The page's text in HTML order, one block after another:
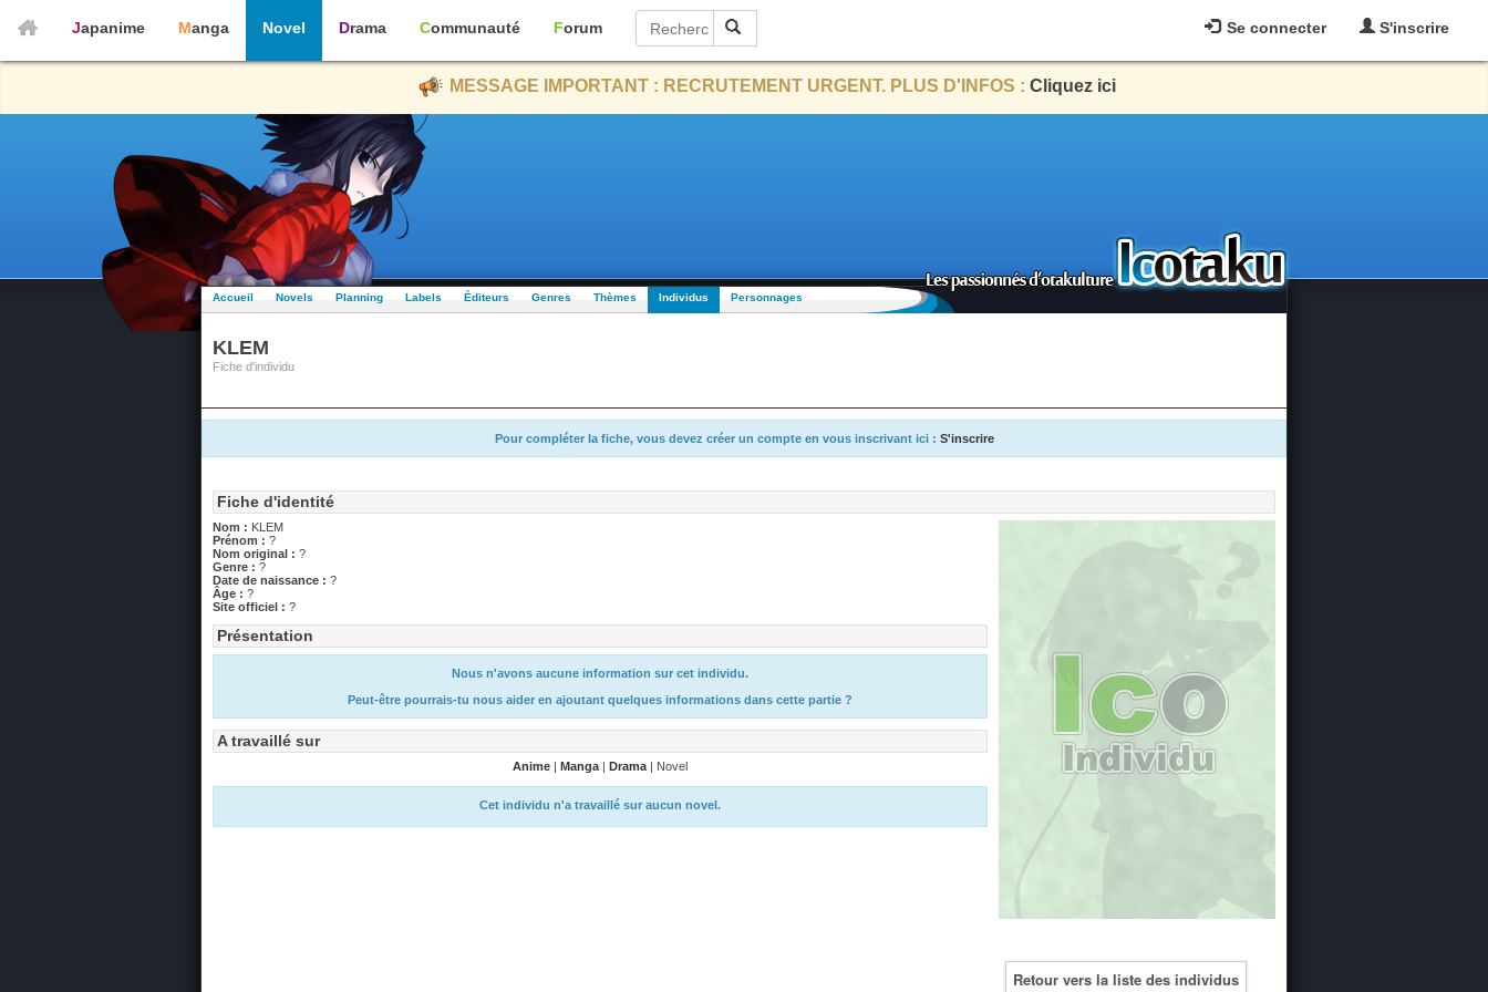
Se connecter S'inscrire
Japanime Manga Novel Drama Communauté Forum
MESSAGE IMPORTANT : RECRUTEMENT URGENT. PLUS D'INFOS : Cliquez ici
Accueil Novels Planning Labels Éditeurs Genres Thèmes Individus Personnages
KLEM
Fiche d'individu
Pour compléter la fiche, vous devez créer un compte en vous inscrivant ici : S'inscrire
Fiche d'identité
Nom : KLEM
Prénom : ?
Nom original : ?
Genre : ?
Date de naissance : ?
Âge : ?
Site officiel : ?
Présentation
Nous n'avons aucune information sur cet individu.
Peut-être pourrais-tu nous aider en ajoutant quelques informations dans cette partie ?
A travaillé sur
Anime | Manga | Drama | Novel
Cet individu n'a travaillé sur aucun novel.
Retour vers la liste des individus